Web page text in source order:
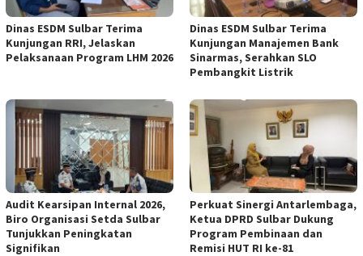
Dinas ESDM Sulbar Terima
Kunjungan RRI, Jelaskan
Pelaksanaan Program LHM 2026
Dinas ESDM Sulbar Terima
Kunjungan Manajemen Bank
Sinarmas, Serahkan SLO
Pembangkit Listrik
Audit Kearsipan Internal 2026,
Biro Organisasi Setda Sulbar
Tunjukkan Peningkatan
Signifikan
Perkuat Sinergi Antarlembaga,
Ketua DPRD Sulbar Dukung
Program Pembinaan dan
Remisi HUT RI ke-81